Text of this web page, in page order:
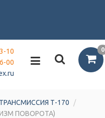
0
10
00
ТРАНСМИССИЯ Т-170
/
ПОВОРОТА)